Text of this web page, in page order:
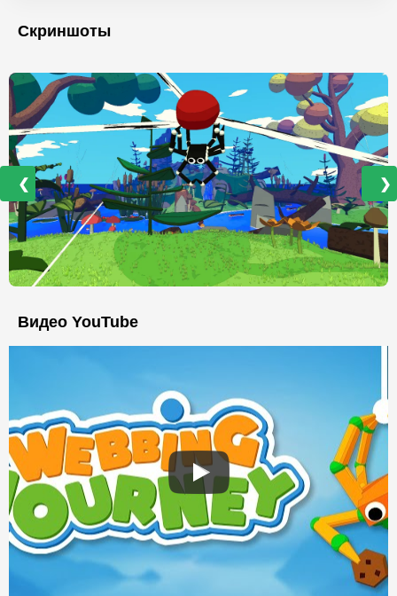
Скриншоты
❮ ❯
Видео YouTube